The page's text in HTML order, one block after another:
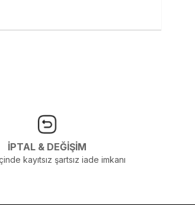
İPTAL & DEĞİŞİM
kayıtsız şartsız iade imkanı